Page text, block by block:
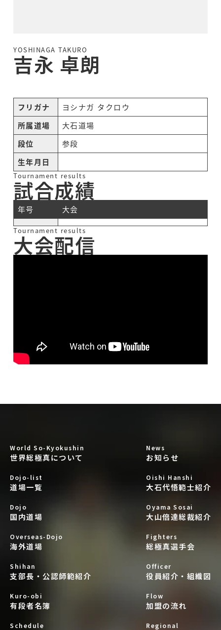
YOSHINAGA TAKURO
吉永 卓朗
フリガナ
ヨシナガ タクロウ
所属道場
大石道場
段位
参段
生年月日
Tournament results
試合成績
年号 大会
Tournament results
大会配信
World So-Kyokushin
世界総極真について
Dojo-list
道場一覧
Dojo
国内道場
Overseas-Dojo
海外道場
News
お知らせ
Oishi Hanshi
大石代悟範士紹介
Oyama Sosai
大山倍達総裁紹介
Fighters
総極真選手会
Shihan
支部長・公認師範紹介
Kuro-obi
有段者名簿
Schedule
Officer
役員紹介・組織図
Flow
加盟の流れ
Regional